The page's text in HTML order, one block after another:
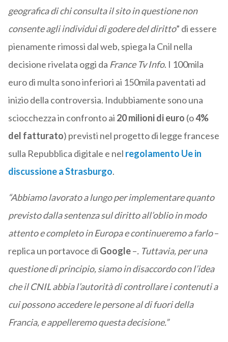
geografica di chi consulta il sito in questione non
consente agli individui di godere del diritto” di essere
pienamente rimossi dal web, spiega la Cnil nella
decisione rivelata oggi da France Tv Info. I 100mila
euro di multa sono inferiori ai 150mila paventati ad
inizio della controversia. Indubbiamente sono una
sciocchezza in confronto ai 20 milioni di euro (o4%
del fatturato) previsti nel progetto di legge francese
sulla Repubblica digitale e nel regolamento Ue in
discussione a Strasburgo.
“Abbiamo lavorato a lungo per implementare quanto
previsto dalla sentenza sul diritto all’oblio in modo
attento e completo in Europa e continueremo a farlo–
replica un portavoce di Google–. Tuttavia, per una
questione di principio, siamo in disaccordo con l’idea
che il CNIL abbia l’autorità di controllare i contenuti a
cui possono accedere le persone al di fuori della
Francia, e appelleremo questa decisione.”